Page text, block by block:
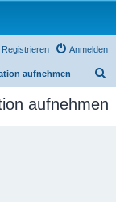
Anmelden
Registrieren
aufnehmen
c
aufnehmen